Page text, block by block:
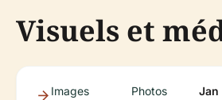
Visuels et
Images
Photos
Jan